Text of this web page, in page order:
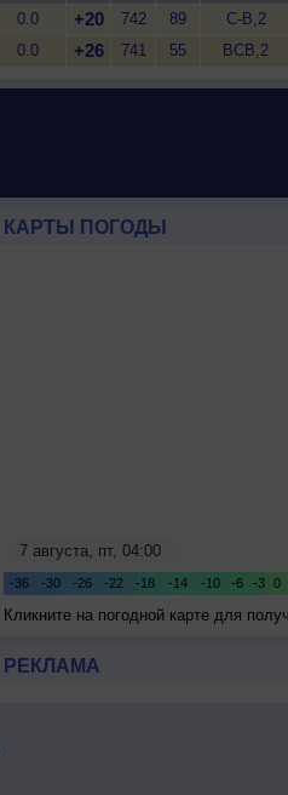
0.0 +20 742 89
С-В,2
0.0 +26 741 55 ВСВ,2
КАРТЫ ПОГОДЫ
Кликните на погодной карте для
РЕКЛАМА